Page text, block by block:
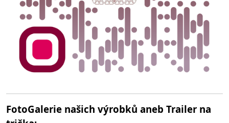
FotoGalerie našich výrobků aneb Trailer na